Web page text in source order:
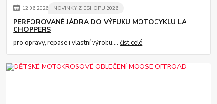
12.06.2026 NOVINKY Z ESHOPU 2026
PERFOROVANÉ JÁDRA DO VÝFUKU MOTOCYKLU LA
CHOPPERS
pro opravy, repase i vlastní výrobu....číst celé